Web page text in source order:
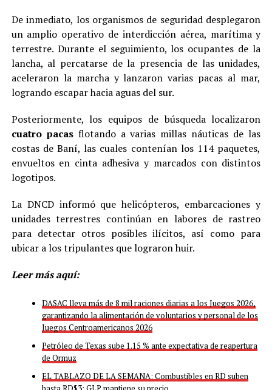
De inmediato, los organismos de seguridad desplegaron
un amplio operativo de interdicción aérea, marítima y
terrestre. Durante el seguimiento, los ocupantes de la
lancha, al percatarse de la presencia de las unidades,
aceleraron la marcha y lanzaron varias pacas al mar,
logrando escapar hacia aguas del sur.
Posteriormente, los equipos de búsqueda localizaron
cuatro pacasflotando a varias millas náuticas de las
costas de Baní, las cuales contenían los 114 paquetes,
envueltos en cinta adhesiva y marcados con distintos
logotipos.
La DNCD informó que helicópteros, embarcaciones y
unidades terrestres continúan en labores de rastreo
para detectar otros posibles ilícitos, así como para
ubicar a los tripulantes que lograron huir.
Leer más aquí:
DASAC lleva más de 8 mil raciones diarias a los Juegos 2026,
garantizando la alimentación de voluntarios y personal de los
Juegos Centroamericanos 2026
Petróleo de Texas sube 1.15 % ante expectativa de reapertura
de Ormuz
EL TABLAZO DE LA SEMANA: Combustibles en RD suben